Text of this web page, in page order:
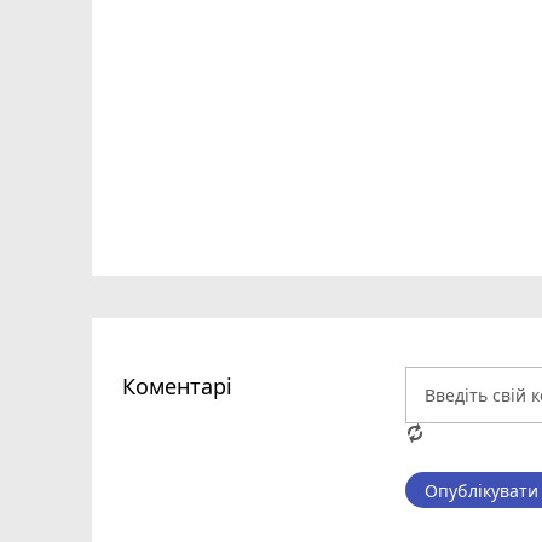
Коментарі